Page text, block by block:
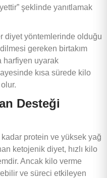
şeklinde yanıtlamak
diyet yöntemlerinde olduğu
gereken birtakım
harfiyen uyarak
kısa sürede kilo
Desteği
protein ve yüksek yağ
ketojenik diyet, hızlı kilo
Ancak kilo verme
ve süreci etkileyen